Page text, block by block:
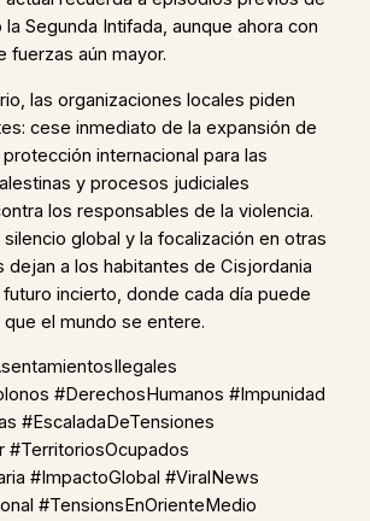
Segunda Intifada, aunque ahora con
fuerzas aún mayor.
las organizaciones locales piden
cese inmediato de la expansión de
internacional para las
y procesos judiciales
los responsables de la violencia.
global y la focalización en otras
dejan a los habitantes de Cisjordania
incierto, donde cada día puede
el mundo se entere.
#DerechosHumanos #Impunidad
#EscaladaDeTensiones
#TerritoriosOcupados
#ImpactoGlobal #ViralNews
#TensionsEnOrienteMedio